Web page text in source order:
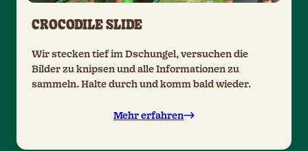
CROCODILE SLIDE
Wir stecken tief im Dschungel, versuchen die
Bilder zu knipsen und alle Informationen zu
sammeln. Halte durch und komm bald wieder.
Mehr erfahren